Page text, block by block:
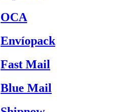
OCA
Envíopack
Fast Mail
Blue Mail